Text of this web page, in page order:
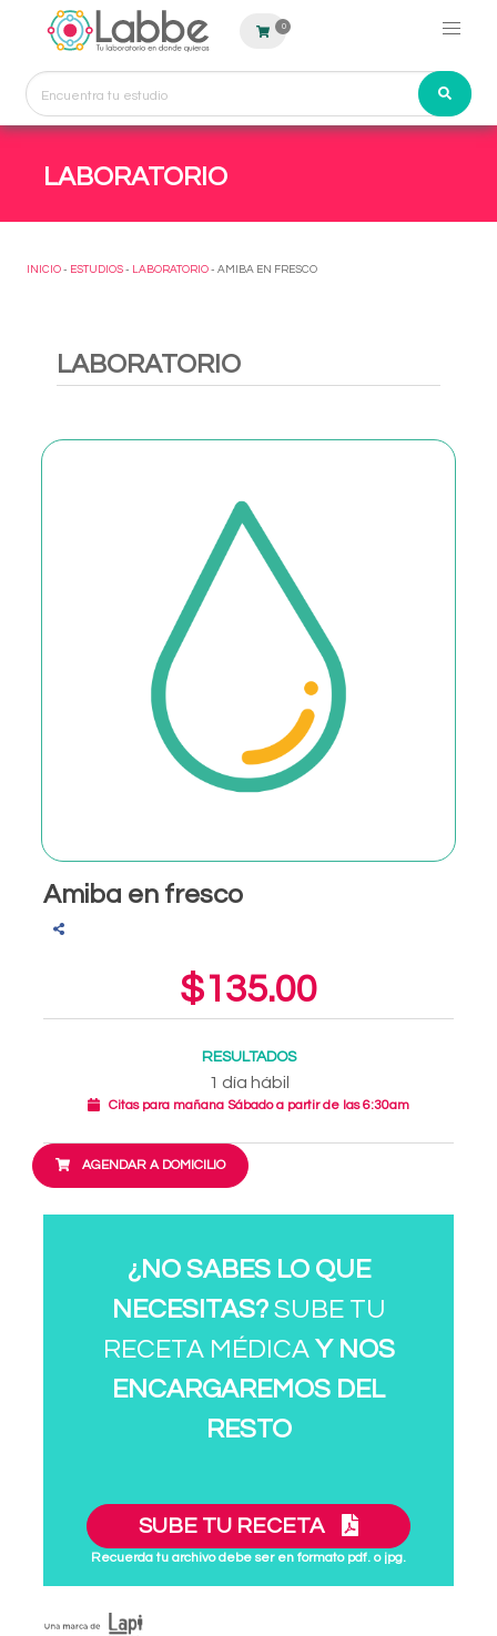
0
LABORATORIO
INICIO - ESTUDIOS - LABORATORIO - AMIBA EN FRESCO
LABORATORIO
Amiba en fresco
$135.00
RESULTADOS
1 día hábil
Citas para mañana Sábado a partir de las 6:30am
AGENDAR A DOMICILIO
¿NO SABES LO QUE
NECESITAS?SUBE TU
RECETA MÉDICA Y NOS
ENCARGAREMOS DEL
RESTO
SUBE TU RECETA
Recuerda tu archivo debe ser en formato pdf. o jpg.